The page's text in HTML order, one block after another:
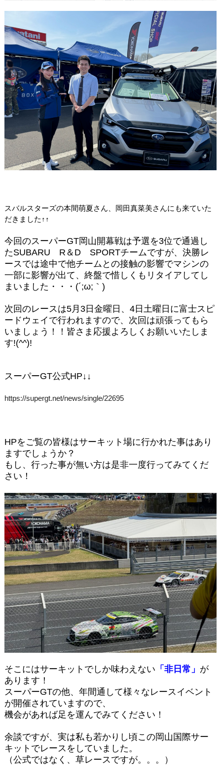
スバルスターズの本間萌夏さん、岡田真菜美さんにも来ていた
だきました↑↑
今回のスーパーGT岡山開幕戦は予選を3位で通過し
たSUBARU R＆D SPORTチームですが、決勝レ
ースでは途中で他チームとの接触の影響でマシンの
一部に影響が出て、終盤で惜しくもリタイアしてし
まいました・・・(´;ω;｀)
次回のレースは5月3日金曜日、4日土曜日に富士スピ
ードウェイで行われますので、次回は頑張ってもら
いましょう！！皆さま応援よろしくお願いいたしま
す!(^^)!
スーパーGT公式HP↓↓
https://supergt.net/news/single/22695
HPをご覧の皆様はサーキット場に行かれた事はあり
ますでしょうか？
もし、行った事が無い方は是非一度行ってみてくだ
さい！
そこにはサーキットでしか味わえない 「非日常」 が
あります！
スーパーGTの他、年間通して様々なレースイベント
が開催されていますので、
機会があれば足を運んでみてください！
余談ですが、実は私も若かりし頃この岡山国際サー
キットでレースをしていました。
（公式ではなく、草レースですが。。。）